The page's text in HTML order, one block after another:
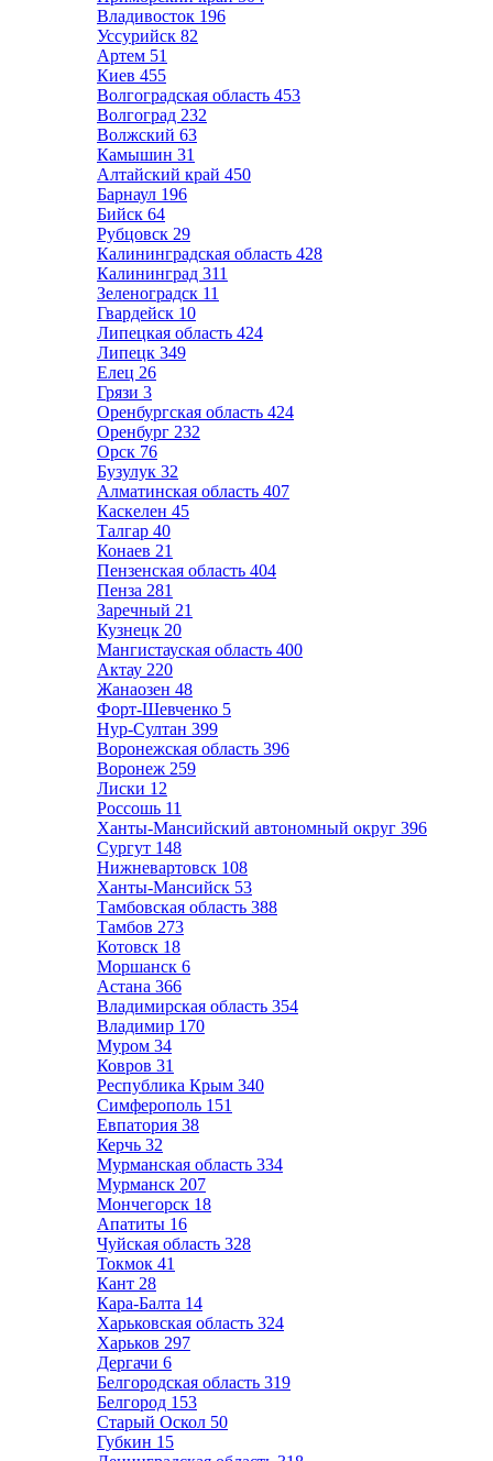
Владивосток 196
Уссурийск 82
Артем 51
Киев 455
Волгоградская область 453
Волгоград 232
Волжский 63
Камышин 31
Алтайский край 450
Барнаул 196
Бийск 64
Рубцовск 29
Калининградская область 428
Калининград 311
Зеленоградск 11
Гвардейск 10
Липецкая область 424
Липецк 349
Елец 26
Грязи 3
Оренбургская область 424
Оренбург 232
Орск 76
Бузулук 32
Алматинская область 407
Каскелен 45
Талгар 40
Конаев 21
Пензенская область 404
Пенза 281
Заречный 21
Кузнецк 20
Мангистауская область 400
Актау 220
Жанаозен 48
Форт-Шевченко 5
Нур-Султан 399
Воронежская область 396
Воронеж 259
Лиски 12
Россошь 11
Ханты-Мансийский автономный округ 396
Сургут 148
Нижневартовск 108
Ханты-Мансийск 53
Тамбовская область 388
Тамбов 273
Котовск 18
Моршанск 6
Астана 366
Владимирская область 354
Владимир 170
Муром 34
Ковров 31
Республика Крым 340
Симферополь 151
Евпатория 38
Керчь 32
Мурманская область 334
Мурманск 207
Мончегорск 18
Апатиты 16
Чуйская область 328
Токмок 41
Кант 28
Кара-Балта 14
Харьковская область 324
Харьков 297
Дергачи 6
Белгородская область 319
Белгород 153
Старый Оскол 50
Губкин 15